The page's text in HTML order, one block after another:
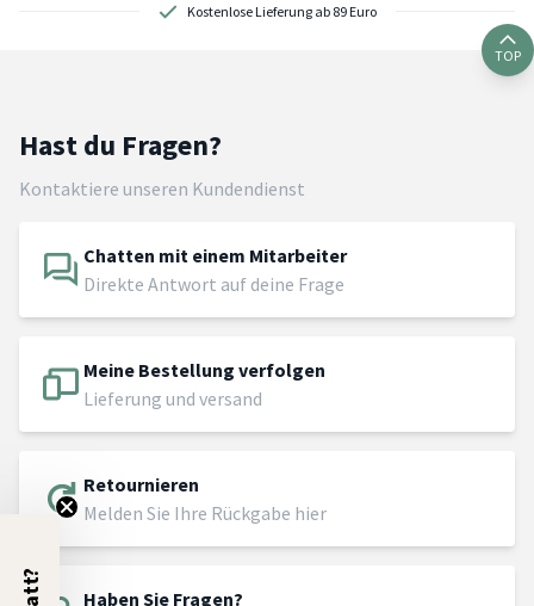
Kostenlose Lieferung ab 89 Euro
TOP
Hast du Fragen?
Kontaktiere unseren Kundendienst
Chatten mit einem Mitarbeiter
Direkte Antwort auf deine Frage
Meine Bestellung verfolgen
Lieferung und versand
Retournieren
Melden Sie Ihre Rückgabe hier
Haben Sie Fragen?